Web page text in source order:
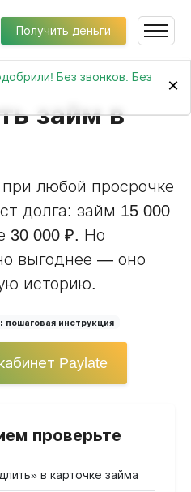
Получить деньги
Без звонков. Без
×
займ в
любой просрочке
долга: займ 15 000
30 000 ₽. Но
выгоднее — оно
историю.
пошаговая инструкция
Paylate
проверьте
в карточке займа